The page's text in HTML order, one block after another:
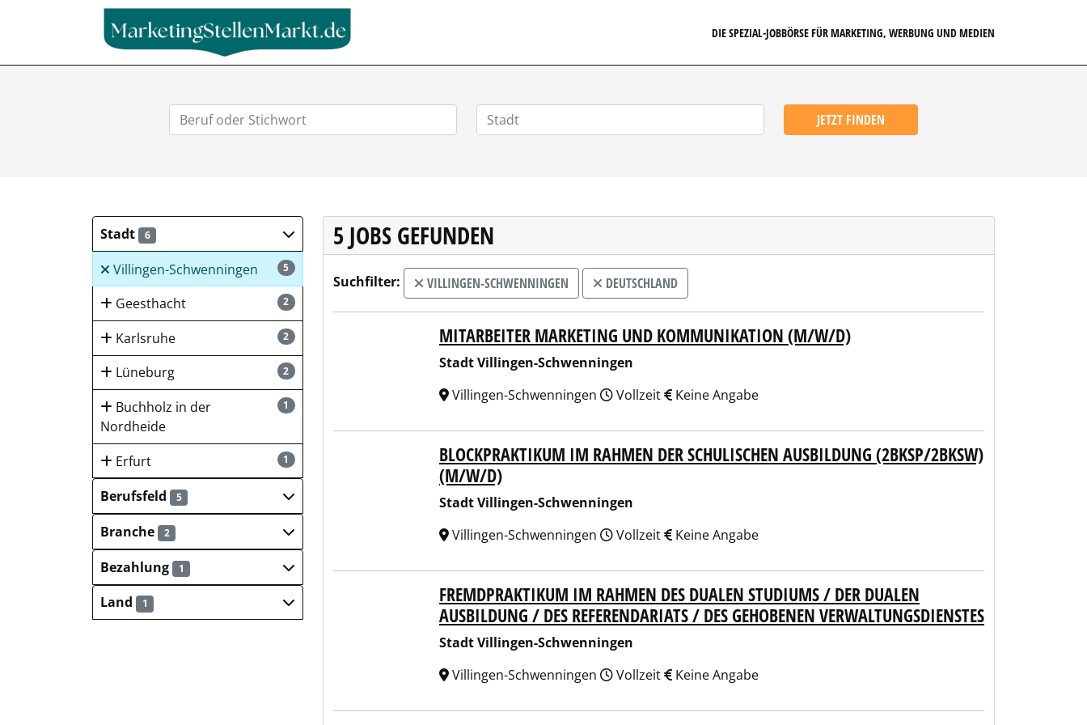
DIE SPEZIAL-JOBBÖRSE FÜR MARKETING, WERBUNG UND MEDIEN
JETZT FINDEN
Stadt 6
5
Villingen-Schwenningen
2
Geesthacht
2
Karlsruhe
2
Lüneburg
1
Buchholz in der
Nordheide
1
Erfurt
Berufsfeld
5
Branche 2
Bezahlung 1
Land 1
5 JOBS GEFUNDEN
Suchfilter: VILLINGEN-SCHWENNINGEN DEUTSCHLAND
Stadt Villingen-SchwenningenMITARBEITER MARKETING UND KOMMUNIKATION (M/W/D)
Stadt Villingen-Schwenningen
Villingen-Schwenningen
Vollzeit Keine Angabe
Stadt Villingen-SchwenningenBLOCKPRAKTIKUM IM RAHMEN DER SCHULISCHEN AUSBILDUNG (2BKSP/2BKSW)
(M/W/D)
Stadt Villingen-Schwenningen
Villingen-Schwenningen
Vollzeit Keine Angabe
Stadt Villingen-SchwenningenFREMDPRAKTIKUM IM RAHMEN DES DUALEN STUDIUMS / DER DUALEN
AUSBILDUNG / DES REFERENDARIATS / DES GEHOBENEN VERWALTUNGSDIENSTES
Stadt Villingen-Schwenningen
Villingen-Schwenningen
Vollzeit Keine Angabe